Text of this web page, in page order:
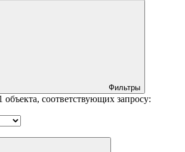
Фильтры
объекта, соответствующих запросу: